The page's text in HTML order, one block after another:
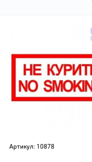
Артикул: 10878